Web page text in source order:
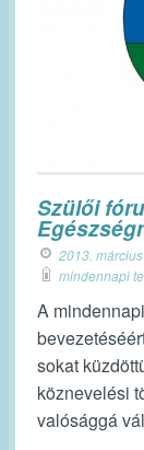
Szülői
2013.
mindennapi
A
sokat
köznevelési
valósággá